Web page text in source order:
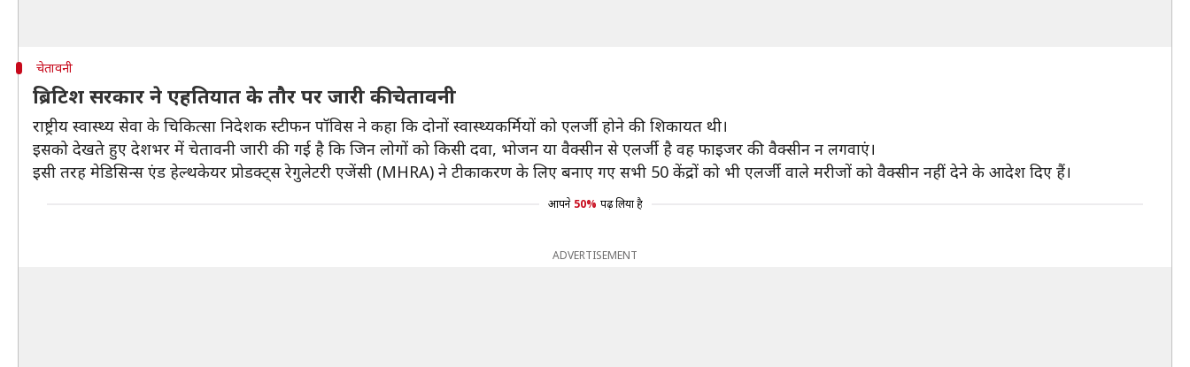
चेतावनी
ब्रिटिश सरकार ने एहतियात के तौर पर जारी की चेतावनी
राष्ट्रीय स्वास्थ्य सेवा के चिकित्सा निदेशक स्टीफन पॉविस ने कहा कि दोनों स्वास्थ्यकर्मियों को एलर्जी होने की शिकायत थी।
इसको देखते हुए देशभर में चेतावनी जारी की गई है कि जिन लोगों को किसी दवा, भोजन या वैक्सीन से एलर्जी है वह फाइजर की वैक्सीन न लगवाएं।
इसी तरह मेडिसिन्स एंड हेल्थकेयर प्रोडक्ट्स रेगुलेटरी एजेंसी (MHRA) ने टीकाकरण के लिए बनाए गए सभी 50 केंद्रों को भी एलर्जी वाले मरीजों को वैक्सीन नहीं देने के आदेश दिए हैं।
आपने 50% पढ़ लिया है
ADVERTISEMENT